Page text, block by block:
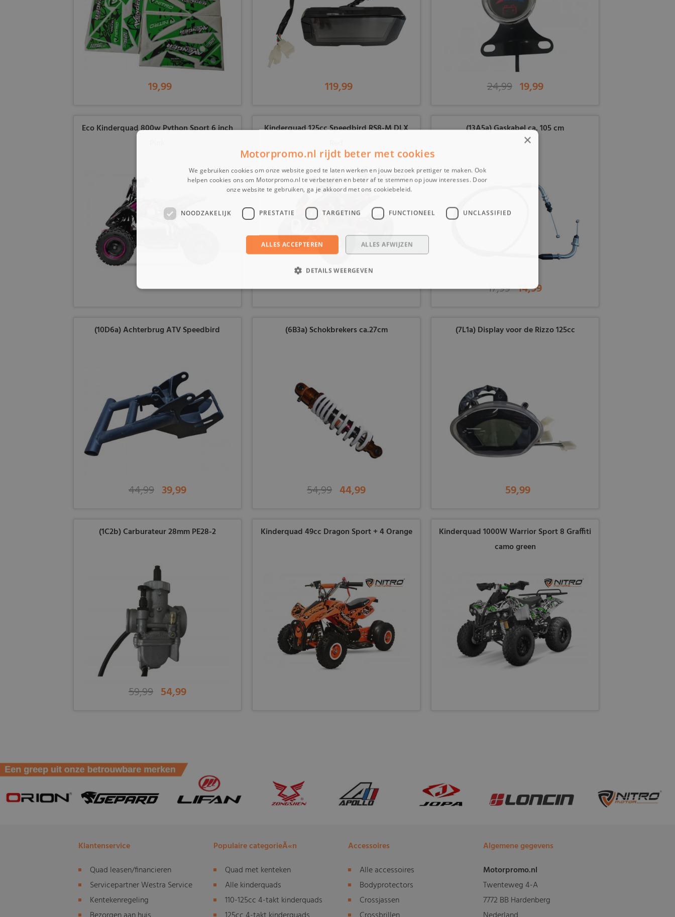
19,99 119,99 24,99 19,99
Eco Kinderquad 800w Python Sport 6 inch
Kinderquad 125cc Speedbird RS8-M DLX
(13A5a) Gaskabel ca. 105 cm
17,99 14,99
(10D6a) Achterbrug ATV Speedbird
44,99 39,99
(6B3a) Schokbrekers ca.27cm
54,99 44,99
(7L1a) Display voor de Rizzo 125cc
59,99
(1C2b) Carburateur 28mm PE28-2
59,99 54,99
Kinderquad 49cc Dragon Sport + 4 Orange
Kinderquad 1000W Warrior Sport 8 Graffiti
camo green
Klantenservice
Quad leasen/financieren
Servicepartner Westra Service
Kentekenregeling
Populaire categorieÃ«n
Quad met kenteken
Alle kinderquads
110-125cc 4-takt kinderquads
Accessoires
Alle accessoires
Bodyprotectors
Crossjassen
Algemene gegevens
Motorpromo.nl
Twenteweg 4-A
7772 BB Hardenberg
×
Motorpromo.nl rijdt beter met cookies
We gebruiken cookies om onze website goed te laten werken en jouw bezoek prettiger te maken. Ook
helpen cookies ons om Motorpromo.nl te verbeteren en beter af te stemmen op jouw interesses. Door
onze website te gebruiken, ga je akkoord met ons cookiebeleid.
NOODZAKELIJK PRESTATIE TARGETING FUNCTIONEEL UNCLASSIFIED
ALLES ACCEPTEREN ALLES AFWIJZEN
DETAILS WEERGEVEN